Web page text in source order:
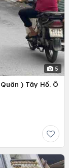
5
) Tây Hồ. Ô